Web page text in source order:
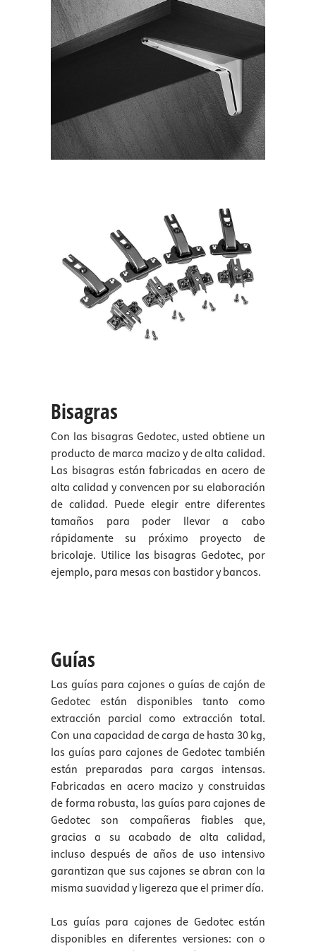
Bisagras
Con las bisagras Gedotec, usted obtiene un
producto de marca macizo y de alta calidad.
Las bisagras están fabricadas en acero de
alta calidad y convencen por su elaboración
de calidad. Puede elegir entre diferentes
tamaños para poder llevar a cabo
rápidamente su próximo proyecto de
bricolaje. Utilice las bisagras Gedotec, por
ejemplo, para mesas con bastidor y bancos.
Guías
Las guías para cajones o guías de cajón de
Gedotec están disponibles tanto como
extracción parcial como extracción total.
Con una capacidad de carga de hasta 30 kg,
las guías para cajones de Gedotec también
están preparadas para cargas intensas.
Fabricadas en acero macizo y construidas
de forma robusta, las guías para cajones de
Gedotec son compañeras fiables que,
gracias a su acabado de alta calidad,
incluso después de años de uso intensivo
garantizan que sus cajones se abran con la
misma suavidad y ligereza que el primer día.
Las guías para cajones de Gedotec están
disponibles en diferentes versiones: con o